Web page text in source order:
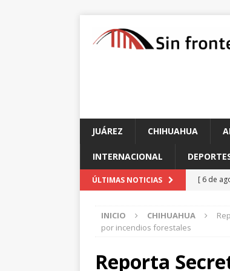
JUÁREZ CHIHUAHUA
INTERNACIONAL
ÚLTIMAS NOTICIAS [ 6 de
[ 6 de
[ 6 de
INICIO CHIHUAHUA
por incendios forestales
Reporta